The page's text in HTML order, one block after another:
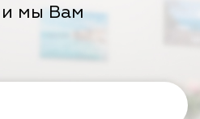
и мы Вам